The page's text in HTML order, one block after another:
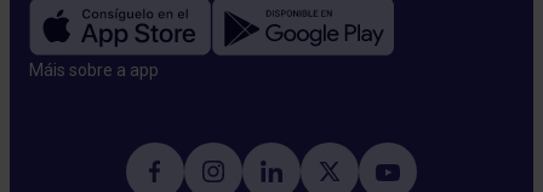
Máis sobre a app​